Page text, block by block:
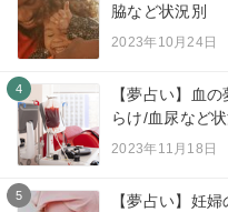
脇など状況別
2023年10月24日
4
【夢占い】血
らけ/血尿など
2023年11月18日
5
【夢占い】妊